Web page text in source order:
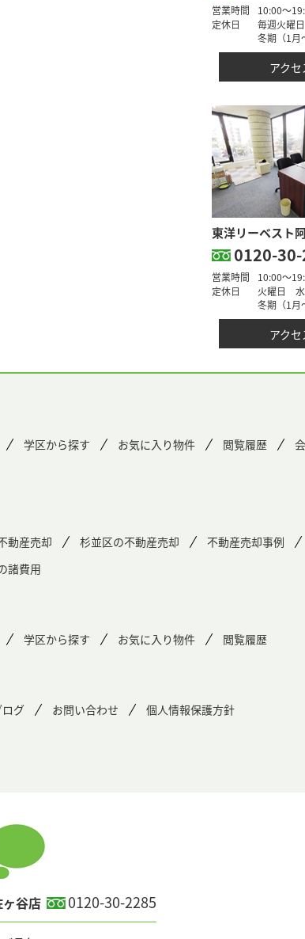
営業時間
10:00～
定休日
毎週火曜
冬期（1月
アクセ
東洋リーベスト
0120-
営業時間
10:00～
定休日
火曜日 水
冬期（1月
アクセ
学区から探す お気に入り物件 閲覧履歴
動産売却 杉並区の不動産売却
不動産売却事例
諸費用
学区から探す お気に入り物件 閲覧履歴
グ お問い合わせ 個人情報保護方針
ヶ谷店 0120-30-2285